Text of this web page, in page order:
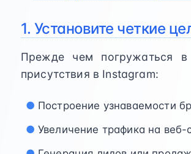
1. Установите четкие
Прежде чем погружаться в
присутствия в Instagram:
Построение узнаваемости
Увеличение трафика на веб-